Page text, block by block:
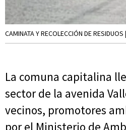
CAMINATA Y RECOLECCIÓN DE
La comuna capitalina
sector de la avenida
vecinos, promotores
por el Ministerio de